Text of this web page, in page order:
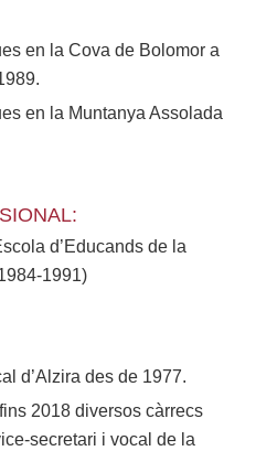
en la Cova de Bolomor a
en la Muntanya Assolada
d’Educands de la
1991)
d’Alzira des de 1977.
2018 diversos càrrecs
secretari i vocal de la